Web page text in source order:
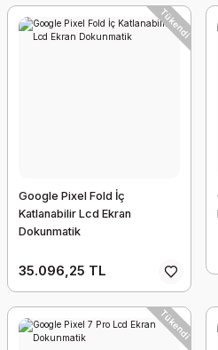
Tükendi
Google Pixel Fold İç
Katlanabilir Lcd Ekran
Dokunmatik
35.096,25 TL
Tükendi